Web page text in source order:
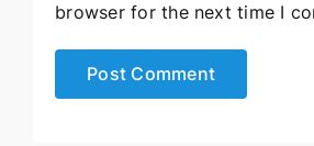
browser for the next time I